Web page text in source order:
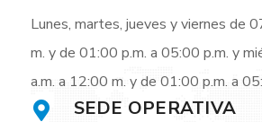
Lunes, martes, jueves y viernes de
m. y de 01:00 p.m. a 05:00 p.m. y
a.m. a 12:00 m. y de 01:00 p.m. a
SEDE OPERATIVA